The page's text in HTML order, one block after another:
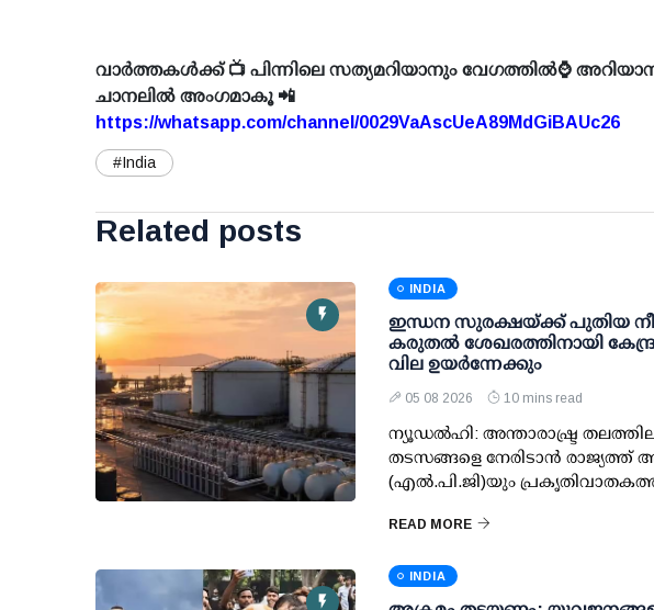
വാർത്തകൾക്ക് 📺 പിന്നിലെ സത്യമറിയാനും വേഗത്തിൽ⌚
ചാനലിൽ അംഗമാകൂ 📲
https://whatsapp.com/channel/0029VaAscUeA89MdGiBAUc26
#India
Related posts
INDIA
ഇന്ധന സുരക്ഷയ്ക്ക് പുതിയ
കരുതല്‍ ശേഖരത്തിനായി
വില ഉയര്‍ന്നേക്കും
05 08 2026 10 mins read
ന്യൂഡല്‍ഹി: അന്താരാഷ്ട്ര
തടസങ്ങളെ നേരിടാന്‍ രാജ്യത്ത്
(എല്‍.പി.ജി)യും
READ MORE
INDIA